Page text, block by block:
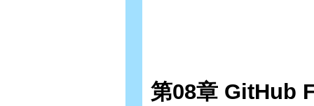
第08章 GitHub